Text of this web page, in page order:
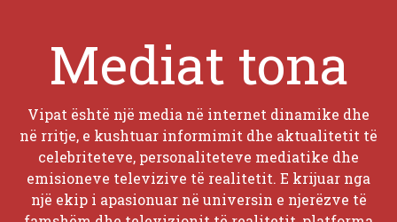
Mediat tona
Vipat është një media në internet dinamike dhe
në rritje, e kushtuar informimit dhe aktualitetit të
celebriteteve, personaliteteve mediatike dhe
emisioneve televizive të realitetit. E krijuar nga
një ekip i apasionuar në universin e njerëzve të